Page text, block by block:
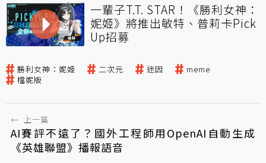
一輩子T.T. STAR！《勝利女神：
妮姬》將推出敏特、普莉卡Pick
Up招募
勝利女神：妮姬 二次元 迷因
meme
檔妮版
← 上一篇
AI賽評不遠了？國外工程師用OpenAI自動生成
《英雄聯盟》播報語音